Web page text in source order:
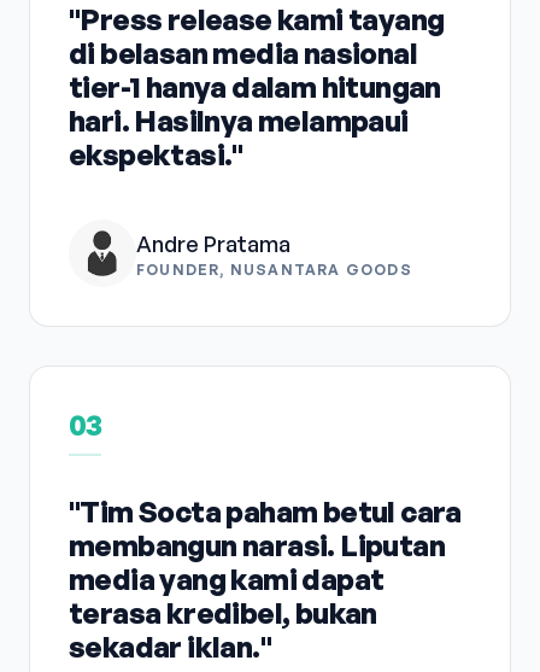
"Press release kami tayang
di belasan media nasional
tier-1 hanya dalam hitungan
hari. Hasilnya melampaui
ekspektasi."
Andre Pratama
FOUNDER, NUSANTARA GOODS
03
"Tim Socta paham betul cara
membangun narasi. Liputan
media yang kami dapat
terasa kredibel, bukan
sekadar iklan."